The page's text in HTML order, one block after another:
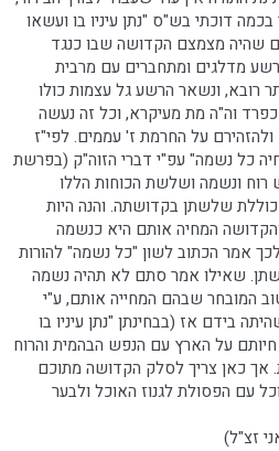
בכמה דוכתי בש"ס "נתן עיניו בו ועשאו
שהיה מצמצם הקדושה שבו כנגד
מדלגים ומתחברים עם מרבית
רובא, ונשאר הרשע גל עצמות כולו
וה"ה מת מעיקרא, וכל זה נעשה
על החרמת ז' עממים. לפי"ז
כל נשמה" עפ"י דברי הזוה"ק (בפרשת
ונשמה ושלשת הכוחות הללו
שלשתן בקדושתה. והנה היות
המחיה אותם היא כנשמה
אמר הכתוב לשון "כל נשמה" להורות
שאילו אמר סתם לא תהיה נשמה
המובחר שבהם המחייה אותם, ע"י
בידם אז (בבחינתן "נתן עיניו בו
חיותם על הארץ עם הנפש הבהמית והרוח
אך כאן צריך לסלק הקדושה מתוכם
עם הפסולת לגנוז האוכל ולבער
זצ"ל)